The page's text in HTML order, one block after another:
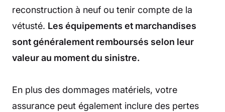
reconstruction à neuf ou tenir compte de la
vétusté. Les équipements et marchandises
sont généralement remboursés selon leur
valeur au moment du sinistre.
En plus des dommages matériels, votre
assurance peut également inclure des pertes